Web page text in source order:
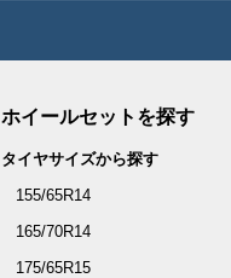
ホイールセットを探す
タイヤサイズから探す
155/65R14
165/70R14
175/65R15